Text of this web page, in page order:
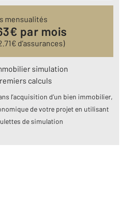
mensualités
€ par mois
€ d’assurances)
simulation
calculs
l’acquisition d’un bien immobilier,
de votre projet en utilisant
de simulation